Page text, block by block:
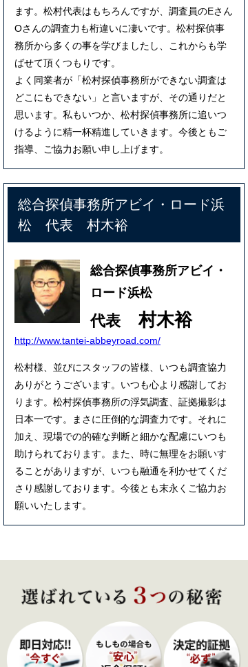
ます。松村代表はもちろんですが、調査員のEさん
Oさんの調査力も桁違いに凄いです。松村探偵事
務所から多くの事を学びましたし、これからも学
ばせて頂くつもりです。
よく同業者が「松村探偵事務所ができない調査は
どこにもできない」と言いますが、その通りだと
思います。私もいつか、松村探偵事務所に追いつ
けるように精一杯精進していきます。今後ともご
指導、ご協力お願い申し上げます。
総合探偵事務所アビイ・ロード浜
松 代表 村木裕
総合探偵事務所アビイ・
ロード浜松
代表 村木裕
http://www.tantei-abbeyroad.com/
松村様、並びにスタッフの皆様、いつも調査協力
ありがとうございます。いつも心より感謝してお
ります。松村探偵事務所の浮気調査、証拠撮影は
日本一です。まさに圧倒的な調査力です。それに
加え、現場での的確な判断と細かな配慮にいつも
助けられております。また、時に無理をお願いす
ることがありますが、いつも融通を利かせてくだ
さり感謝しております。今後とも末永くご協力お
願いいたします。